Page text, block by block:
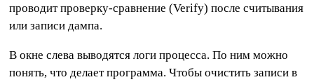
проводит проверку-сравнение (Verify) после считывания
или записи дампа.
В окне слева выводятся логи процесса. По ним можно
понять, что делает программа. Чтобы очистить записи в